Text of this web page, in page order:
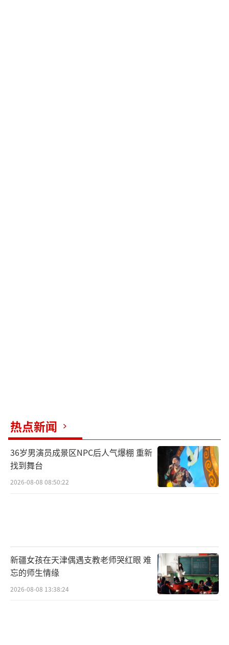
热点新闻
36岁男演员成景区NPC后人气爆棚 重新
找到舞台
2026-08-08 08:50:22
新疆女孩在天津偶遇支教老师哭红眼 难
忘的师生情缘
2026-08-08 13:38:24